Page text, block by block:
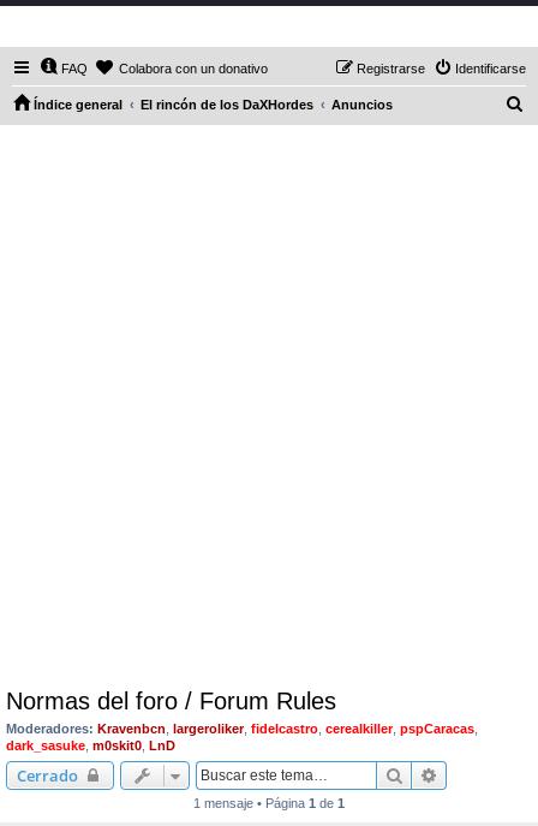
FAQ Colabora con un donativo Identificarse
Registrarse
Índice general El rincón de los DaXHordes Anuncios
Normas del foro / Forum Rules
Moderadores: Kravenbcn largeroliker, fidelcastro cerealkiller, pspCaracas
dark_sasuke m0skit0 LnD
Cerrado Buscar
1 mensaje • Página 1 de 1